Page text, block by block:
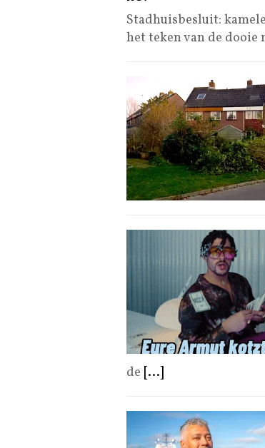
Stadhuisbesluit:
het teken van de dooie
de [...]